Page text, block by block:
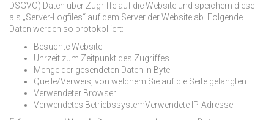
DSGVO) Daten über Zugriffe auf die Website und speichern diese
als „Server-Logfiles“ auf dem Server der Website ab. Folgende
Daten werden so protokolliert:
Besuchte Website
Uhrzeit zum Zeitpunkt des Zugriffes
Menge der gesendeten Daten in Byte
Quelle/Verweis, von welchem Sie auf die Seite gelangten
Verwendeter Browser
Verwendetes BetriebssystemVerwendete IP-Adresse